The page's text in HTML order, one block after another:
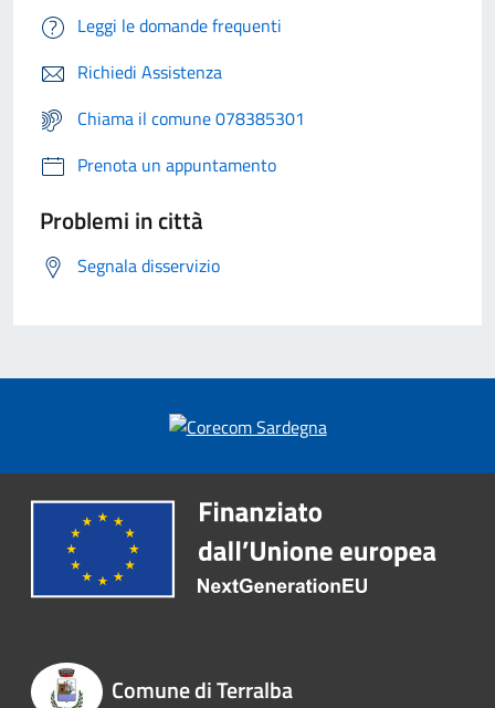
Leggi le domande frequenti
Richiedi Assistenza
Chiama il comune 078385301
Prenota un appuntamento
Problemi in città
Segnala disservizio
Comune di Terralba